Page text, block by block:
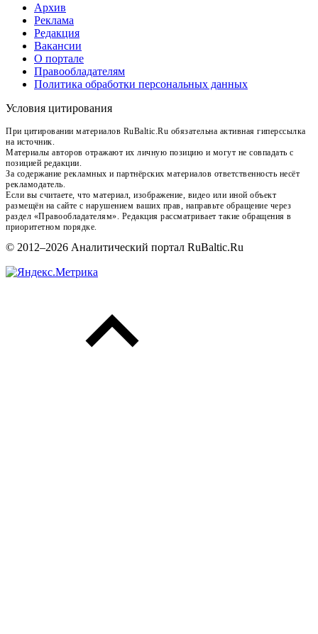
Архив
Реклама
Редакция
Вакансии
О портале
Правообладателям
Политика обработки персональных данных
Условия цитирования
При цитировании материалов RuBaltic.Ru обязательна активная гиперссылка
на источник.
Материалы авторов отражают их личную позицию и могут не совпадать с
позицией редакции.
За содержание рекламных и партнёрских материалов ответственность несёт
рекламодатель.
Если вы считаете, что материал, изображение, видео или иной объект
размещён на сайте с нарушением ваших прав, направьте обращение через
раздел «Правообладателям». Редакция рассматривает такие обращения в
приоритетном порядке.
© 2012–2026 Аналитический портал RuBaltic.Ru